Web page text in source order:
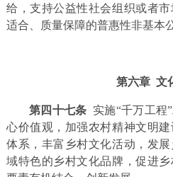
给，支持公益性社会组织或者
适合、质量保障的普惠性非基本
第六章 文
第四十七条 实施“千万工程
心价值观，加强农村精神文明
体系，丰富乡村文化活动，发
域特色的乡村文化品牌，促进